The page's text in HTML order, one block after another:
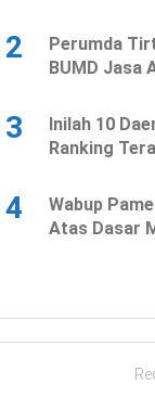
2
Perumda
BUMD Jasa
3
Inilah 10
Ranking
4
Wabup
Atas Dasar